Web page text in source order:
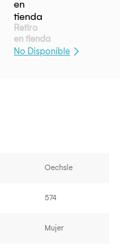
Retiro
en tienda
No Disponible
Oechsle
574
Mujer